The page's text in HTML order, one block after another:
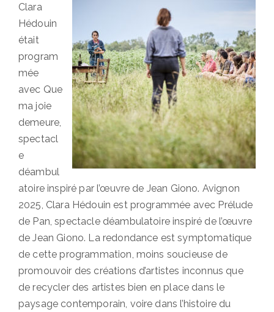
Clara
Hédouin
était
program
mée
avec Que
ma joie
demeure,
spectacl
e
déambul
atoire inspiré par l’œuvre de Jean Giono. Avignon
2025, Clara Hédouin est programmée avec Prélude
de Pan, spectacle déambulatoire inspiré de l’œuvre
de Jean Giono. La redondance est symptomatique
de cette programmation, moins soucieuse de
promouvoir des créations d’artistes inconnus que
de recycler des artistes bien en place dans le
paysage contemporain, voire dans l’histoire du